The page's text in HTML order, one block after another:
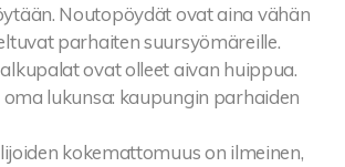
Noutopöydät ovat aina vähän
parhaiten suursyömäreille.
ovat olleet aivan huippua.
lukunsa: kaupungin parhaiden
kokemattomuus on ilmeinen,